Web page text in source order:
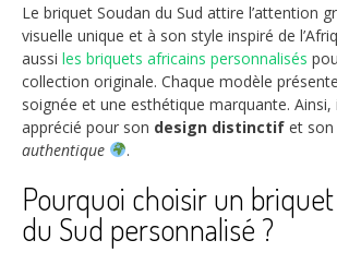
Le briquet Soudan du Sud attire l’attention
visuelle unique et à son style inspiré de
aussi les briquets africains personnalisés
collection originale. Chaque modèle
soignée et une esthétique marquante.
apprécié pour son design distinctif et son
authentique
.
Pourquoi choisir un
du Sud personnalisé ?